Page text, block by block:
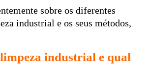
sobre os diferentes
industrial e os seus métodos,
limpeza industrial e qual